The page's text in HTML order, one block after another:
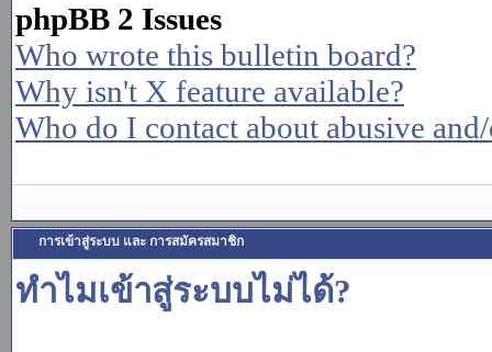
phpBB 2 Issues
Who wrote this bulletin board?
Why isn't X feature available?
Who do I contact about abusive
การเข้าสู่ระบบ และ การสมัครสมาชิก
ทำไมเข้าสู่ระบบไม่ได้?